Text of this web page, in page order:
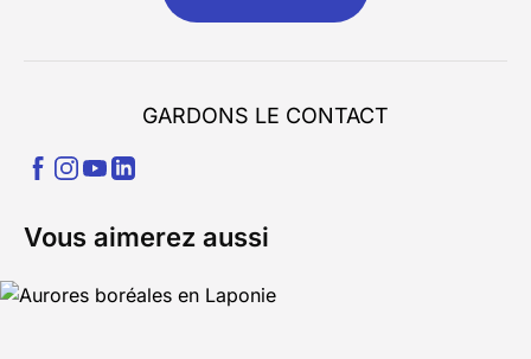
GARDONS LE CONTACT
Vous aimerez aussi